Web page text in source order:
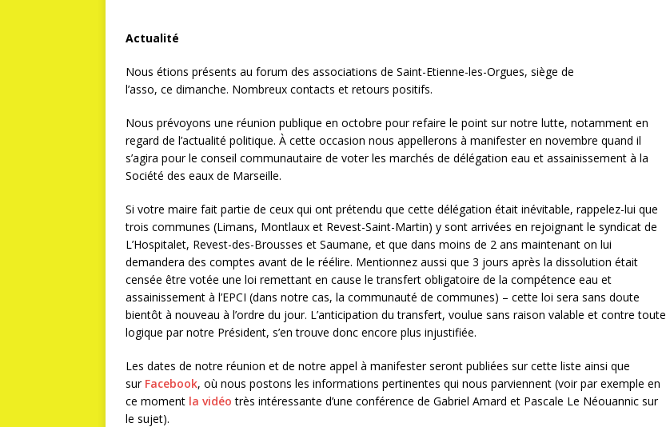
Actualité
Nous étions présents au forum des associations de Saint-Etienne-les-Orgues, siège de
l’asso, ce dimanche. Nombreux contacts et retours positifs.
Nous prévoyons une réunion publique en octobre pour refaire le point sur notre lutte, notamment en
regard de l’actualité politique. À cette occasion nous appellerons à manifester en novembre quand il
s’agira pour le conseil communautaire de voter les marchés de délégation eau et assainissement à la
Société des eaux de Marseille.
Si votre maire fait partie de ceux qui ont prétendu que cette délégation était inévitable, rappelez-lui que
trois communes (Limans, Montlaux et Revest-Saint-Martin) y sont arrivées en rejoignant le syndicat de
L’Hospitalet, Revest-des-Brousses et Saumane, et que dans moins de 2 ans maintenant on lui
demandera des comptes avant de le réélire. Mentionnez aussi que 3 jours après la dissolution était
censée être votée une loi remettant en cause le transfert obligatoire de la compétence eau et
assainissement à l’EPCI (dans notre cas, la communauté de communes) – cette loi sera sans doute
bientôt à nouveau à l’ordre du jour. L’anticipation du transfert, voulue sans raison valable et contre toute
logique par notre Président, s’en trouve donc encore plus injustifiée.
Les dates de notre réunion et de notre appel à manifester seront publiées sur cette liste ainsi que
sur Facebook, où nous postons les informations pertinentes qui nous parviennent (voir par exemple en
ce moment la vidéo très intéressante d’une conférence de Gabriel Amard et Pascale Le Néouannic sur
le sujet).